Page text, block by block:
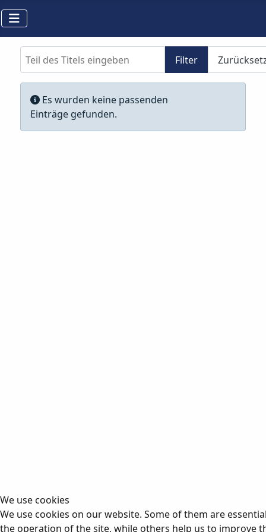
Filter
Information
Es wurden keine passenden
Einträge gefunden.
We use cookies
We use cookies on our website. Some of them are
the operation of the site, while others help us to improve